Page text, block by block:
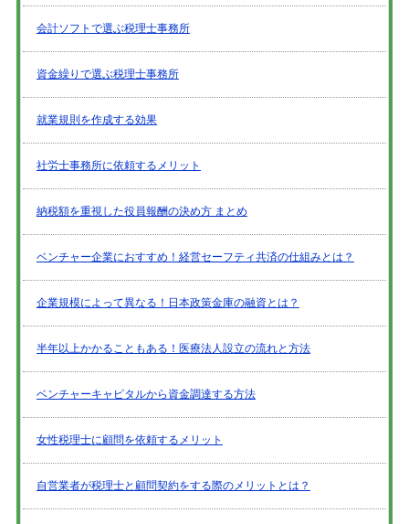
会計ソフトで選ぶ税理士事務所
資金繰りで選ぶ税理士事務所
就業規則を作成する効果
社労士事務所に依頼するメリット
納税額を重視した役員報酬の決め方 まとめ
ベンチャー企業におすすめ！経営セーフティ共済の仕組みとは？
企業規模によって異なる！日本政策金庫の融資とは？
半年以上かかることもある！医療法人設立の流れと方法
ベンチャーキャピタルから資金調達する方法
女性税理士に顧問を依頼するメリット
自営業者が税理士と顧問契約をする際のメリットとは？